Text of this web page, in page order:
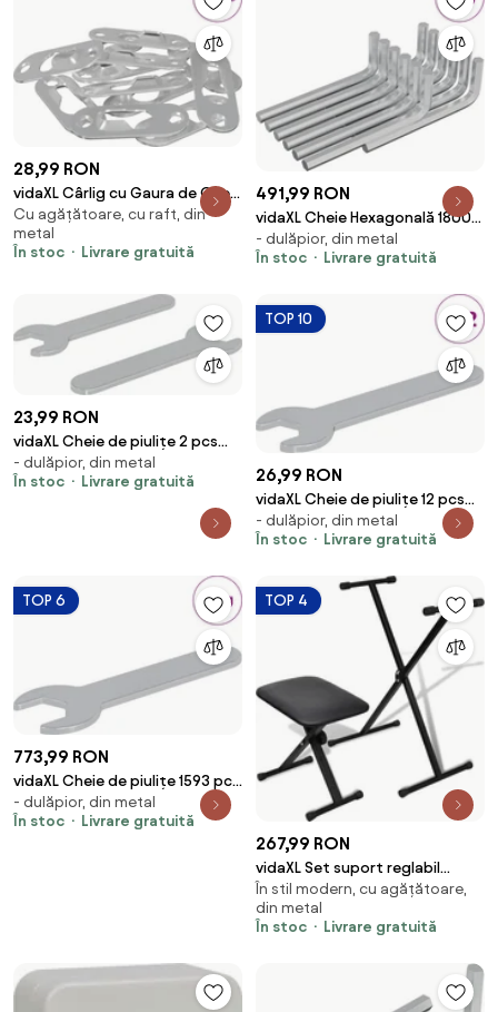
28,99 RON
vidaXL Cârlig cu Gaura de Cheie
12 pcs Argintiu 45 x 16 x 3.5 mm
Fier
Cu agățătoare, cu raft, din
metal
În stoc
Livrare gratuită
491,99 RON
vidaXL Cheie Hexagonală 1800
pcs Argintiu 32 x 86 mm Oțel
- dulăpior, din metal
În stoc
Livrare gratuită
23,99 RON
vidaXL Cheie de piulițe 2 pcs
Argintiu 10 mm Fier
- dulăpior, din metal
În stoc
Livrare gratuită
TOP 10
26,99 RON
vidaXL Cheie de piulițe 12 pcs
Argintiu 10 mm Fier
- dulăpior, din metal
În stoc
Livrare gratuită
TOP 6
773,99 RON
vidaXL Cheie de piulițe 1593 pcs
Argintiu 13 mm Fier
- dulăpior, din metal
În stoc
Livrare gratuită
TOP 4
267,99 RON
vidaXL Set suport reglabil
pentru tastatură și taburet
În stil modern, cu agățătoare,
din metal
În stoc
Livrare gratuită